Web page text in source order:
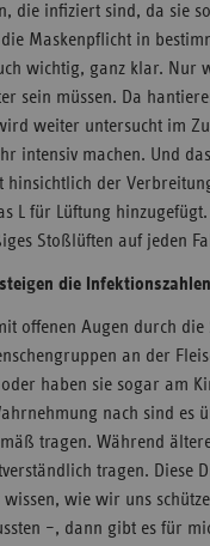
die infiziert sind, da sie
Maskenpflicht in
wichtig, ganz klar. Nur
sein müssen. Da
weiter untersucht im
intensiv machen. Und
hinsichtlich der
L für Lüftung
Stoßlüften auf jeden
steigen die
offenen Augen durch
an der
haben sie sogar am
nach sind es
tragen. Während
tragen. Diese
wie wir uns
–, dann gibt es für